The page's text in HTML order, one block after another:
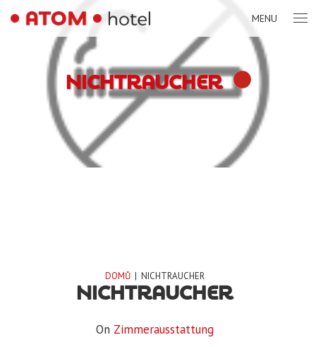
MENU
NICHTRAUCHER
DOMŮ | NICHTRAUCHER
NICHTRAUCHER
On Zimmerausstattung